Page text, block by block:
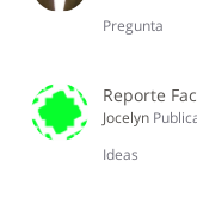
Pregunta
Reporte
Jocelyn
Ideas